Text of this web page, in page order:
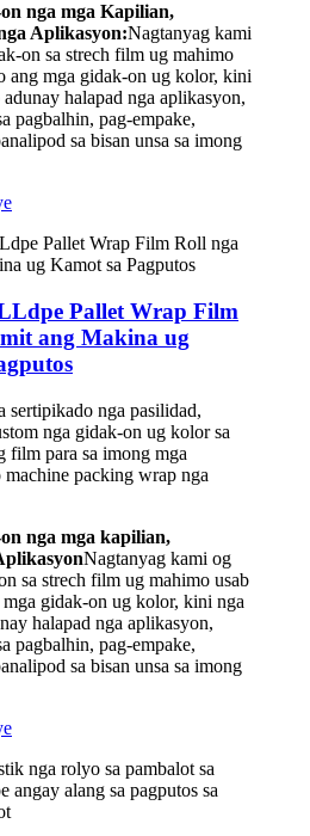
nga mga Kapilian,
Aplikasyon:Nagtanyag kami
on sa strech film ug mahimo
ang mga gidak-on ug kolor, kini
halapad nga aplikasyon,
pagbalhin, pag-empake,
sa bisan unsa sa imong
Pallet Wrap Film
ang Makina ug
sertipikado nga pasilidad,
nga gidak-on ug kolor sa
film para sa imong mga
packing wrap nga
nga mga kapilian,
Nagtanyag kami og
sa strech film ug mahimo usab
mga gidak-on ug kolor, kini nga
halapad nga aplikasyon,
pagbalhin, pag-empake,
sa bisan unsa sa imong